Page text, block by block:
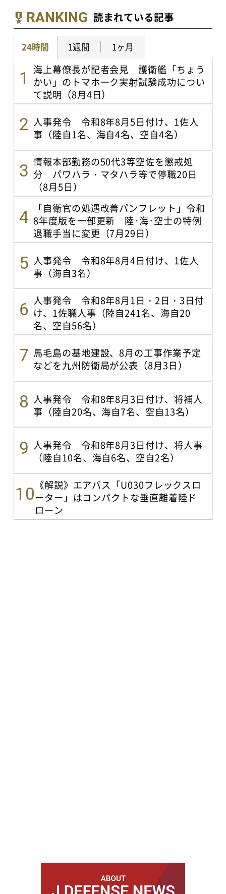
RANKING 読まれている記事
24時間 1週間 1ヶ月
海上幕僚長が記者会見 護衛艦「ちょう
かい」のトマホーク実射試験成功につい
て説明（8月4日）
人事発令 令和8年8月5日付け、1佐人
事（陸自1名、海自4名、空自4名）
情報本部勤務の50代3等空佐を懲戒処
分 パワハラ・マタハラ等で停職20日
（8月5日）
「自衛官の処遇改善パンフレット」令和
8年度版を一部更新 陸･海･空士の特例
退職手当に変更（7月29日）
人事発令 令和8年8月4日付け、1佐人
事（海自3名）
人事発令 令和8年8月1日・2日・3日付
け、1佐職人事（陸自241名、海自20
名、空自56名）
馬毛島の基地建設、8月の工事作業予定
などを九州防衛局が公表（8月3日）
人事発令 令和8年8月3日付け、将補人
事（陸自20名、海自7名、空自13名）
人事発令 令和8年8月3日付け、将人事
（陸自10名、海自6名、空自2名）
《解説》エアバス「U030フレックスロ
ーター」はコンパクトな垂直離着陸ド
ローン